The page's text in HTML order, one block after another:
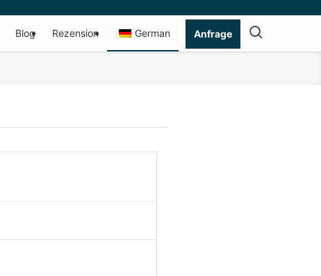
Blog Rezension German Anfrage